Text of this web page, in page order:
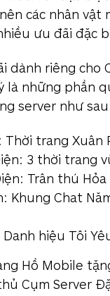
các nhân vật
ưu đãi đặc
dành riêng cho
là những phần
server như
Thời trang Xuân
3 thời trang
Trân thú Hỏa
Khung Chat
hiệu Tôi